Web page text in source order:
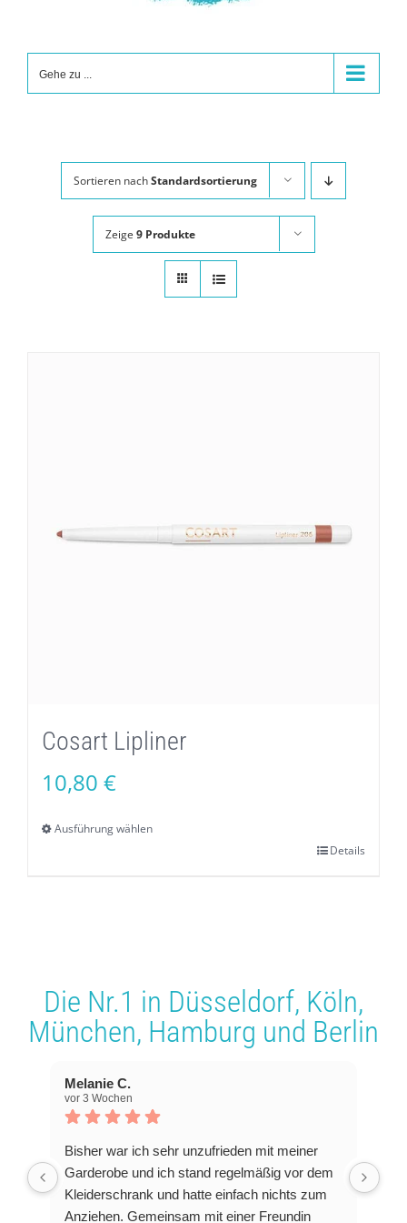
Gehe zu ...
Sortieren nachStandardsortierung
Zeige 9 Produkte
Cosart Lipliner
10,80 €
Ausführung wählen
auf.
Die
können
Produktseite
gewählt
Details
Die Nr.1 in Düsseldorf, Köln,
München, Hamburg und Berlin
Melanie C.
vor 3 Wochen
Bisher war ich sehr unzufrieden mit meiner
Garderobe und ich stand regelmäßig vor dem
Kleiderschrank und hatte einfach nichts zum
Anziehen. Gemeinsam mit einer Freundin